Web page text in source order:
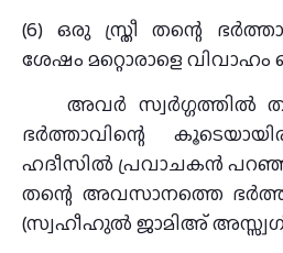
(6) ഒരു സ്ത്രീ തന്റെ
ശേഷം മറ്റൊരാളെ
അവർ സ്വർഗ്ഗത്തിൽ
ഭർത്താവിന്റെ
ഹദീസിൽ പ്രവാചകൻ
തന്റെ അവസാനത്തെ
(സ്വഹീഹുൽ ജാമിഅ്